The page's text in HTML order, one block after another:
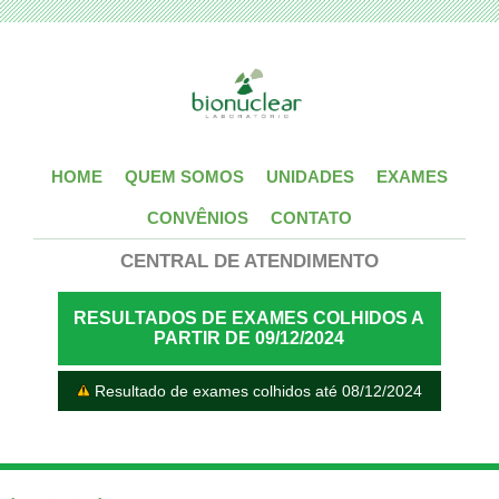
HOME QUEM SOMOS UNIDADES EXAMES
CONVÊNIOS CONTATO
CENTRAL DE ATENDIMENTO
RESULTADOS DE EXAMES COLHIDOS A
PARTIR DE 09/12/2024
Resultado de exames colhidos até 08/12/2024